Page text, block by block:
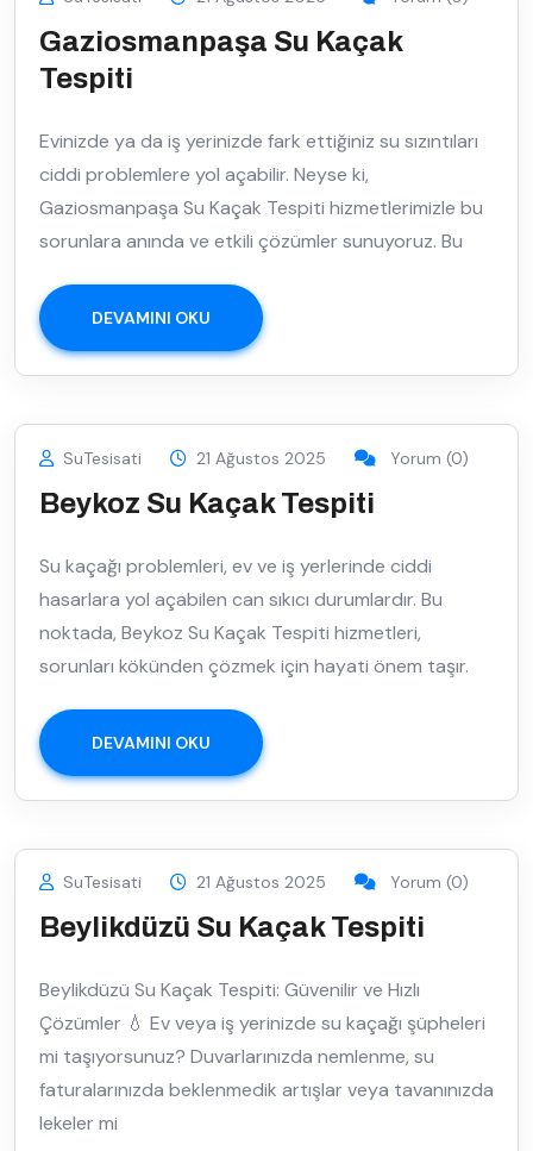
Gaziosmanpaşa Su Kaçak
Tespiti
Evinizde ya da iş yerinizde fark ettiğiniz su sızıntıları
ciddi problemlere yol açabilir. Neyse ki,
Gaziosmanpaşa Su Kaçak Tespiti hizmetlerimizle bu
sorunlara anında ve etkili çözümler sunuyoruz. Bu
DEVAMINI OKU
SuTesisati 21 Ağustos 2025 Yorum (0)
Beykoz Su Kaçak Tespiti
Su kaçağı problemleri, ev ve iş yerlerinde ciddi
hasarlara yol açabilen can sıkıcı durumlardır. Bu
noktada, Beykoz Su Kaçak Tespiti hizmetleri,
sorunları kökünden çözmek için hayati önem taşır.
DEVAMINI OKU
SuTesisati 21 Ağustos 2025 Yorum (0)
Beylikdüzü Su Kaçak Tespiti
Beylikdüzü Su Kaçak Tespiti: Güvenilir ve Hızlı
Çözümler 💧 Ev veya iş yerinizde su kaçağı şüpheleri
mi taşıyorsunuz? Duvarlarınızda nemlenme, su
faturalarınızda beklenmedik artışlar veya tavanınızda
lekeler mi